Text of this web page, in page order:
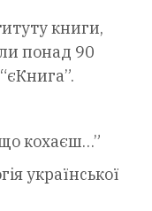
книги,
понад 90
кохаєш…”
української